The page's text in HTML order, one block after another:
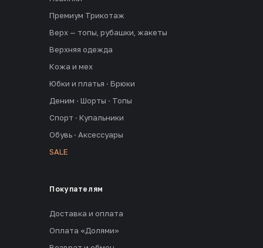
Премиум Трикотаж
Верх — топы, рубашки, жакеты
Верхняя одежда
Кожа и мех
Юбки и платья · Брюки
Деним · Шорты · Топы
Спорт · Купальники
Обувь · Аксессуары
SALE
Покупателям
Доставка и оплата
Оплата «Долями»